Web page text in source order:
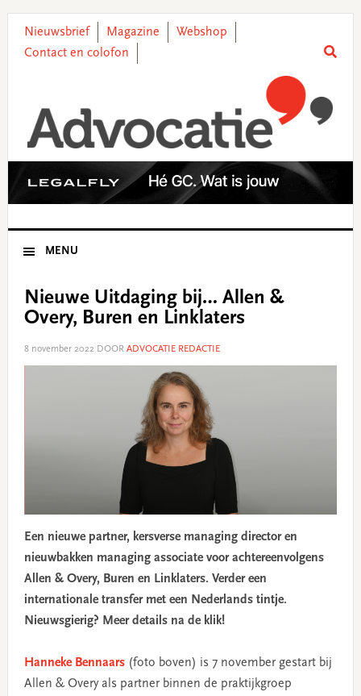
primary
main
primary
footer
Nieuwsbrief Magazine
Webshop
Contact en colofon
MENU
Nieuwe Uitdaging bij… Allen &
Overy, Buren en Linklaters
8 november 2022DOOR ADVOCATIE REDACTIE
Een nieuwe partner, kersverse managing director en
nieuwbakken managing associate voor achtereenvolgens
Allen & Overy, Buren en Linklaters. Verder een
internationale transfer met een Nederlands tintje.
Nieuwsgierig? Meer details na de klik!
Hanneke Bennaars(foto boven) is 7 november gestart bij
Allen & Overy als partner binnen de praktijkgroep